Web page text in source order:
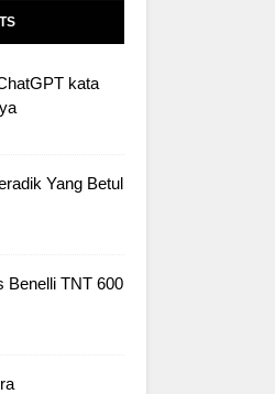
kata
Yang Betul
Benelli TNT 600